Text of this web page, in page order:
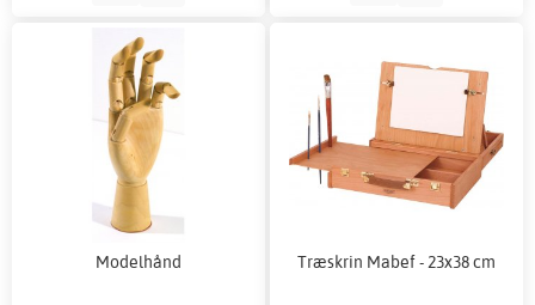
Modelhånd Træskrin Mabef - 23x38 cm